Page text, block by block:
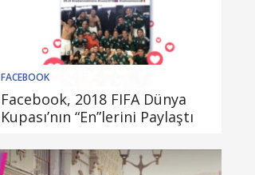
FACEBOOK
Facebook, 2018 FIFA Dünya
Kupası’nın “En”lerini Paylaştı